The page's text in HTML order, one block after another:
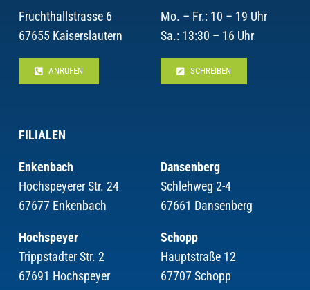
Fruchthallstrasse 6
67655 Kaiserslautern
ANRUFEN
Mo. – Fr.: 10 – 19 Uhr
Sa.: 13:30 – 16 Uhr
SCHREIBEN
FILIALEN
Enkenbach
Hochspeyerer Str. 24
67677 Enkenbach
Hochspeyer
Trippstadter Str. 2
67691 Hochspeyer
Dansenberg
Schlehweg 2-4
67661 Dansenberg
Schopp
Hauptstraße 12
67707 Schopp